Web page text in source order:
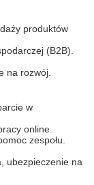
produktów
(B2B).
na rozwój.
w
online.
zespołu.
ubezpieczenie na